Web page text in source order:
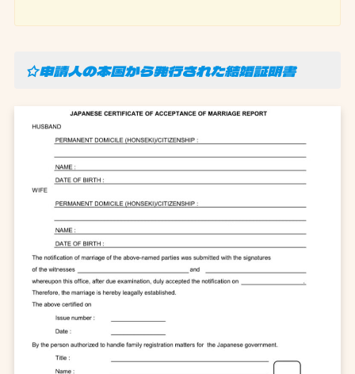
☆申請人の本国から発行された結婚証明書